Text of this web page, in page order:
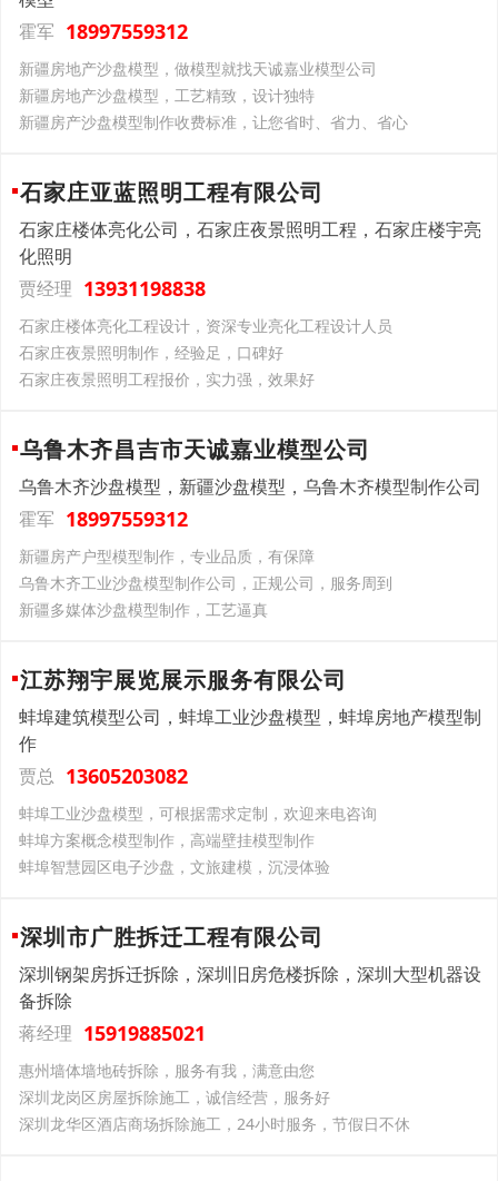
霍军 18997559312
新疆房地产沙盘模型，做模型就找天诚嘉业模型公司
新疆房地产沙盘模型，工艺精致，设计独特
新疆房产沙盘模型制作收费标准，让您省时、省力、省心
石家庄亚蓝照明工程有限公司
石家庄楼体亮化公司，石家庄夜景照明工程，石家庄楼宇亮
化照明
贾经理 13931198838
石家庄楼体亮化工程设计，资深专业亮化工程设计人员
石家庄夜景照明制作，经验足，口碑好
石家庄夜景照明工程报价，实力强，效果好
乌鲁木齐昌吉市天诚嘉业模型公司
乌鲁木齐沙盘模型，新疆沙盘模型，乌鲁木齐模型制作公司
霍军 18997559312
新疆房产户型模型制作，专业品质，有保障
乌鲁木齐工业沙盘模型制作公司，正规公司，服务周到
新疆多媒体沙盘模型制作，工艺逼真
江苏翔宇展览展示服务有限公司
蚌埠建筑模型公司，蚌埠工业沙盘模型，蚌埠房地产模型制
作
贾总 13605203082
蚌埠工业沙盘模型，可根据需求定制，欢迎来电咨询
蚌埠方案概念模型制作，高端壁挂模型制作
蚌埠智慧园区电子沙盘，文旅建模，沉浸体验
深圳市广胜拆迁工程有限公司
深圳钢架房拆迁拆除，深圳旧房危楼拆除，深圳大型机器设
备拆除
蒋经理 15919885021
惠州墙体墙地砖拆除，服务有我，满意由您
深圳龙岗区房屋拆除施工，诚信经营，服务好
深圳龙华区酒店商场拆除施工，24小时服务，节假日不休